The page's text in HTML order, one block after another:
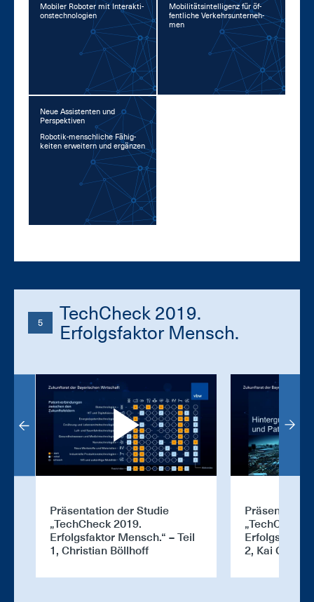
Mo­bi­ler Ro­bo­ter mit In­ter­ak­ti­
ons­tech­no­lo­gi­en
Mo­bi­li­täts­in­tel­li­genz für öf­
fent­li­che Ver­kehrs­un­ter­neh­
men
Neue Assistenten und
Perspektiven
Ro­bo­tik-mensch­li­che Fä­hig­
kei­ten er­wei­tern und er­gän­zen
5
TechCheck 2019.
Erfolgsfaktor Mensch.
Präsentation der Studie
„TechCheck 2019.
Erfolgsfaktor Mensch.“ – Teil
1, Christian Böllhoff
Präsentation
„TechCheck
Erfolgsfaktor
2, Kai